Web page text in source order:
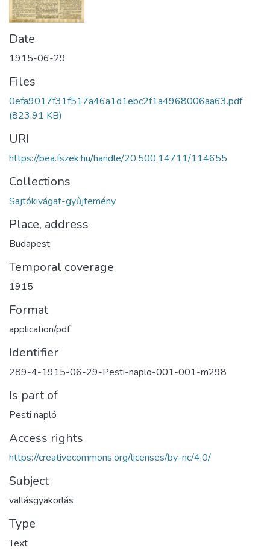
Date
1915-06-29
Files
0efa9017f31f517a46a1d1ebc2f1a4968006aa63.pdf
(823.91 KB)
URI
https://bea.fszek.hu/handle/20.500.14711/114655
Collections
Sajtókivágat-gyűjtemény
Place, address
Budapest
Temporal coverage
1915
Format
application/pdf
Identifier
289-4-1915-06-29-Pesti-naplo-001-001-m298
Is part of
Pesti napló
Access rights
https://creativecommons.org/licenses/by-nc/4.0/
Subject
vallásgyakorlás
Type
Text